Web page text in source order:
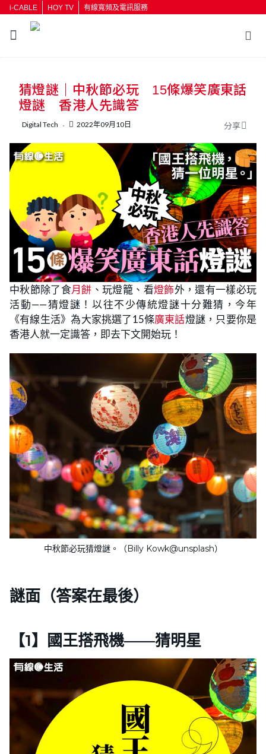
i-CABLE HOY TV 有線寬頻及電訊服務
按輸入鍵開始搜尋
猜燈謎｜中秋節必玩 15條爆笑廣東話
燈謎 香港人先識答
Digital Tech 2022年09月10日 分享
中秋節除了食月餅 、玩燈籠、看燈飾外，還有一樣必玩
活動——猜燈謎！以往不少傳統燈謎十分難猜，今年
《有線生活》為大家挑選了15條廣東話燈謎，只要你是
香港人就一定識答，即去下文開始玩！
中秋節必玩猜燈謎。（Billy Kowk@unsplash）
謎面（答案在最後）
【1】國王搭飛機——猜明星